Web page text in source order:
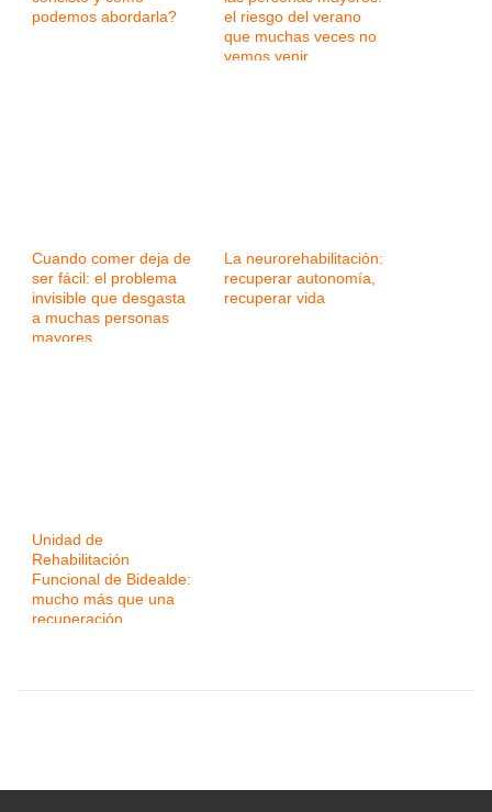
podemos abordarla?
el riesgo del verano
que muchas veces no
vemos venir
Cuando comer deja de
ser fácil: el problema
invisible que desgasta
a muchas personas
mayores
La neurorehabilitación:
recuperar autonomía,
recuperar vida
Unidad de
Rehabilitación
Funcional de Bidealde:
mucho más que una
recuperación